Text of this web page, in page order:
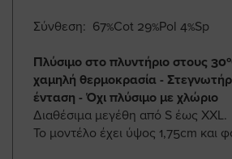
Σύνθεση: 67%Cot 29%Pol 4%Sp
Πλύσιμο στο πλυντήριο στους
χαμηλή θερμοκρασία -
ένταση - Όχι πλύσιμο με χλώριο
Διαθέσιμα μεγέθη από S έως XXL.
Το μοντέλο έχει ύψος 1,75cm και